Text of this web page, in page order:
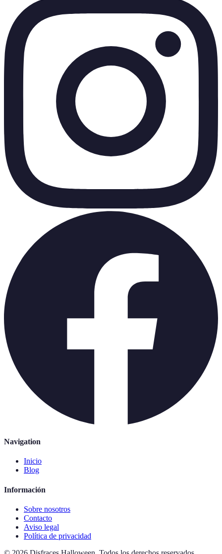
Navigation
Inicio
Blog
Información
Sobre nosotros
Contacto
Aviso legal
Política de privacidad